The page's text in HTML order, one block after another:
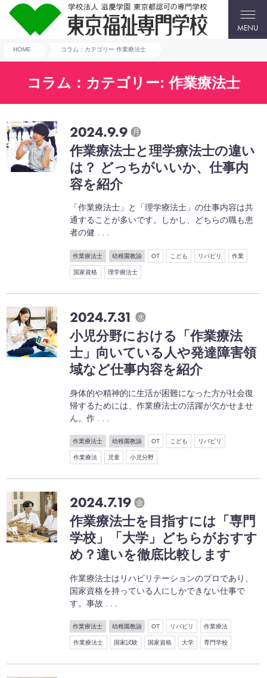
MENU
HOME コラム：カテゴリー 作業療法士
コラム：カテゴリー: 作業療法士
2024.9.9 月
作業療法士と理学療法士の違い
は？ どっちがいいか、仕事内
容を紹介
「作業療法士」と「理学療法士」の仕事内容は共
通することが多いです。しかし、どちらの職も患
者の健 . . .
作業療法士 幼稚園教諭 OT こども リバビリ 作業
国家資格 理学療法士
2024.7.31 水
小児分野における「作業療法
士」向いている人や発達障害領
域など仕事内容を紹介
身体的や精神的に生活が困難になった方が社会復
帰するためには、作業療法士の活躍が欠かせませ
ん。作 . . .
作業療法士 幼稚園教諭 OT こども リバビリ
作業療法 児童 小児分野
2024.7.19 金
作業療法士を目指すには「専門
学校」「大学」どちらがおすす
め？違いを徹底比較します
作業療法士はリハビリテーションのプロであり、
国家資格を持っている人にしかできない仕事で
す。事故 . . .
作業療法士 幼稚園教諭 OT リバビリ 作業療法
作業療法士 国家試験 国家資格 大学 専門学校